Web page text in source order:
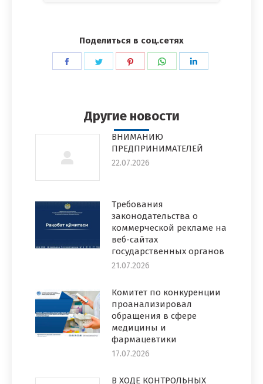
Поделиться в соц.сетях
ПоделитьсяПоделитьсяПоделитьсяПоделиться
Другие новости
ВНИМАНИЮ
ПРЕДПРИНИМАТЕЛЕЙ
22.07.2026
Требования
законодательства о
коммерческой рекламе на
веб-сайтах
государственных органов
21.07.2026
Комитет по конкуренции
проанализировал
обращения в сфере
медицины и
фармацевтики
17.07.2026
В ХОДЕ КОНТРОЛЬНЫХ